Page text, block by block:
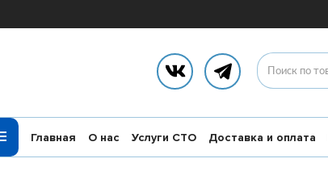
Главная О нас Услуги СТО Доставка и оплата